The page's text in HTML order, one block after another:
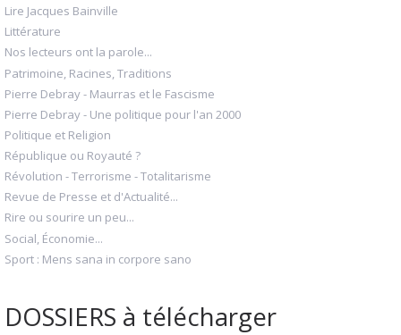
Lire Jacques Bainville
Littérature
Nos lecteurs ont la parole...
Patrimoine, Racines, Traditions
Pierre Debray - Maurras et le Fascisme
Pierre Debray - Une politique pour l'an 2000
Politique et Religion
République ou Royauté ?
Révolution - Terrorisme - Totalitarisme
Revue de Presse et d'Actualité...
Rire ou sourire un peu...
Social, Économie...
Sport : Mens sana in corpore sano
DOSSIERS à télécharger